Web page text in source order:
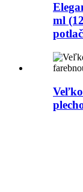
ml